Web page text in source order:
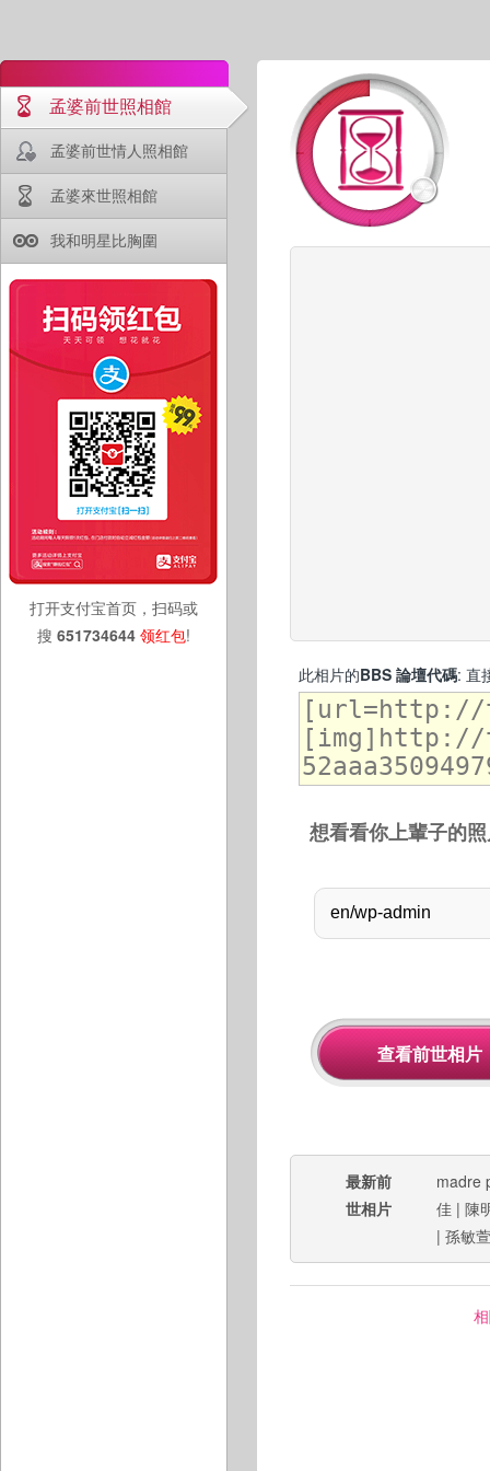
孟婆前世照相館
孟婆前世情人照相館
孟婆來世照相館
我和明星比胸圍
打开支付宝首页，扫码或
搜 651734644 领红包!
此相片的BBS 論壇代碼: 直
想看看你上輩子的
最新前
世相片
madre
佳 | 陳
| 孫敏萱